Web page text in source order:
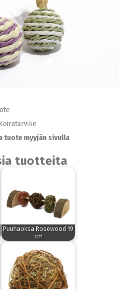
myyjän sivulla
tuotteita
Puuhaoksa Rosewood 19
cm